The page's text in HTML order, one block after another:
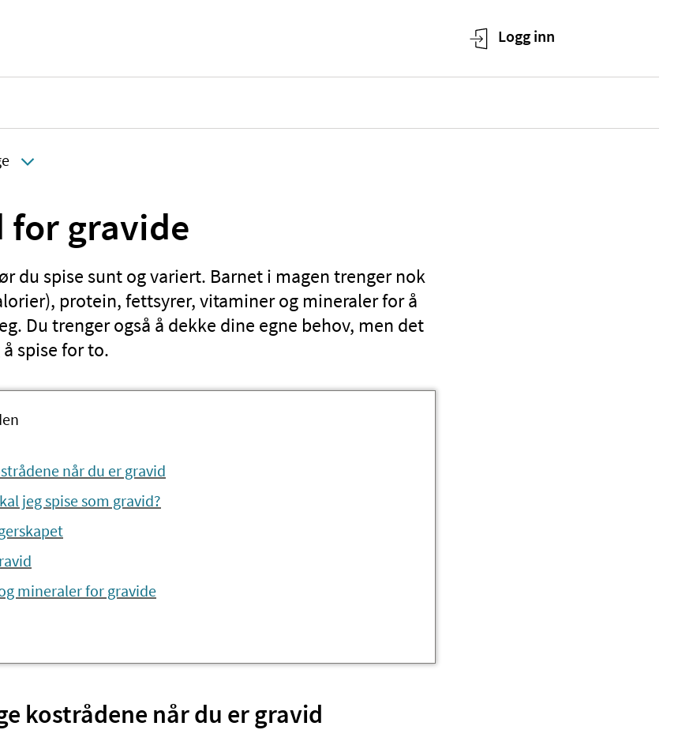
for gravide
du spise sunt og variert. Barnet i magen trenger nok
protein, fettsyrer, vitaminer og mineraler for å
Du trenger også å dekke dine egne behov, men det
spise for to.
når du er gravid
jeg spise som gravid?
mineraler for gravide
kostrådene når du er gravid